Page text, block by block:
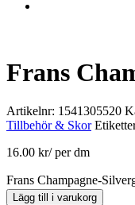
Frans
Artikelnr: 1541305520
Tillbehör & Skor
16.00 kr/ per dm
Frans Champagne-
Lägg till i varukorg